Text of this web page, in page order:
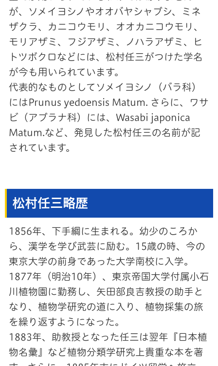
が、ソメイヨシノやオオバヤシャブシ、ミネ
ザクラ、カニコウモリ、オオカニコウモリ、
モリアザミ、フジアザミ、ノハラアザミ、ヒ
トツボクロなどには、松村任三がつけた学名
が今も用いられています。
代表的なものとしてソメイヨシノ（バラ科）
にはPrunus yedoensis Matum. さらに、ワサ
ビ（アブラナ科）には、Wasabi japonica
Matum.など、発見した松村任三の名前が記
されています。
松村任三略歴
1856年、下手綱に生まれる。幼少のころか
ら、漢学を学び武芸に励む。15歳の時、今の
東京大学の前身であった大学南校に入学。
1877年（明治10年）、東京帝国大学付属小石
川植物園に勤務し、矢田部良吉教授の助手と
なり、植物学研究の道に入り、植物採集の旅
を繰り返すようになった。
1883年、助教授となった任三は翌年『日本植
物名彙』など植物分類学研究上貴重な本を著